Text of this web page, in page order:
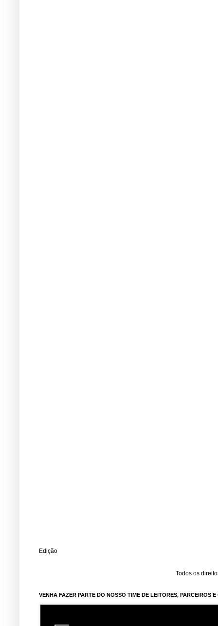
Edição
Todos os
VENHA FAZER PARTE DO NOSSO TIME DE LEITORES, PARCEIROS